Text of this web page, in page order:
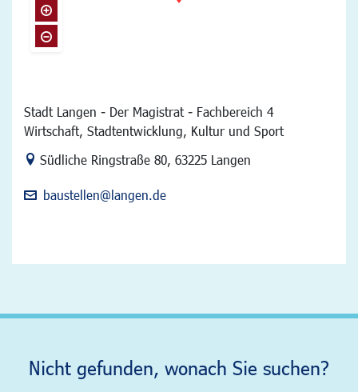
Stadt Langen - Der Magistrat - Fachbereich 4
Wirtschaft, Stadtentwicklung, Kultur und Sport
Link zur Google-Maps Navigation
Südliche Ringstraße 80, 63225 Langen
baustellen@langen.de
Nicht gefunden, wonach Sie suchen?